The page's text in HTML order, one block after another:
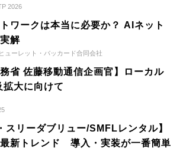
2026
ワークは本当に必要か？ AIネット
解
ューレット・パッカード合同会社
務省 佐藤移動通信企画官】ローカル
大に向けて
スリーダブリュー/SMFLレンタル】
最新トレンド 導入・実装が一番簡単